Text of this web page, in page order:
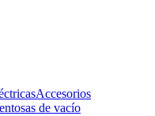
Accesorios
de vacío